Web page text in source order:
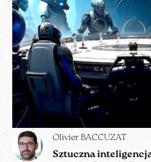
Olivier BACCUZAT
Sztuczna